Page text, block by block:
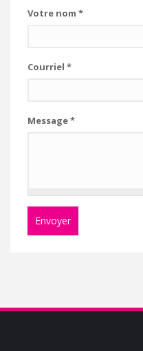
Votre nom *
Courriel *
Message*
Envoyer